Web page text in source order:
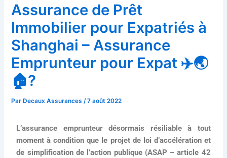
Assurance de Prêt
Immobilier pour Expatriés à
Shanghai – Assurance
Emprunteur pour Expat ✈️🌏
🏠?
Par Decaux Assurances/7 août 2022
L’assurance emprunteur désormais résiliable à tout
moment à condition que le projet de loi d’accélération et
de simplification de l’action publique (ASAP – article 42